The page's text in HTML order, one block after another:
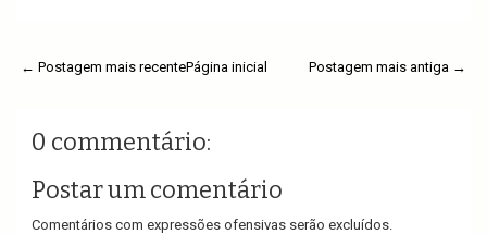
← Postagem mais recente Postagem mais antiga →
Página inicial
0 commentário:
Postar um comentário
Comentários com expressões ofensivas serão excluídos.